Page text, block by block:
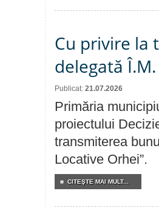
Cu privire la
delegată
Publicat: 21.07.2026
Primăria
proiectului
transmiterea
Locative Orhei”.
CITEŞTE MAI MULT...